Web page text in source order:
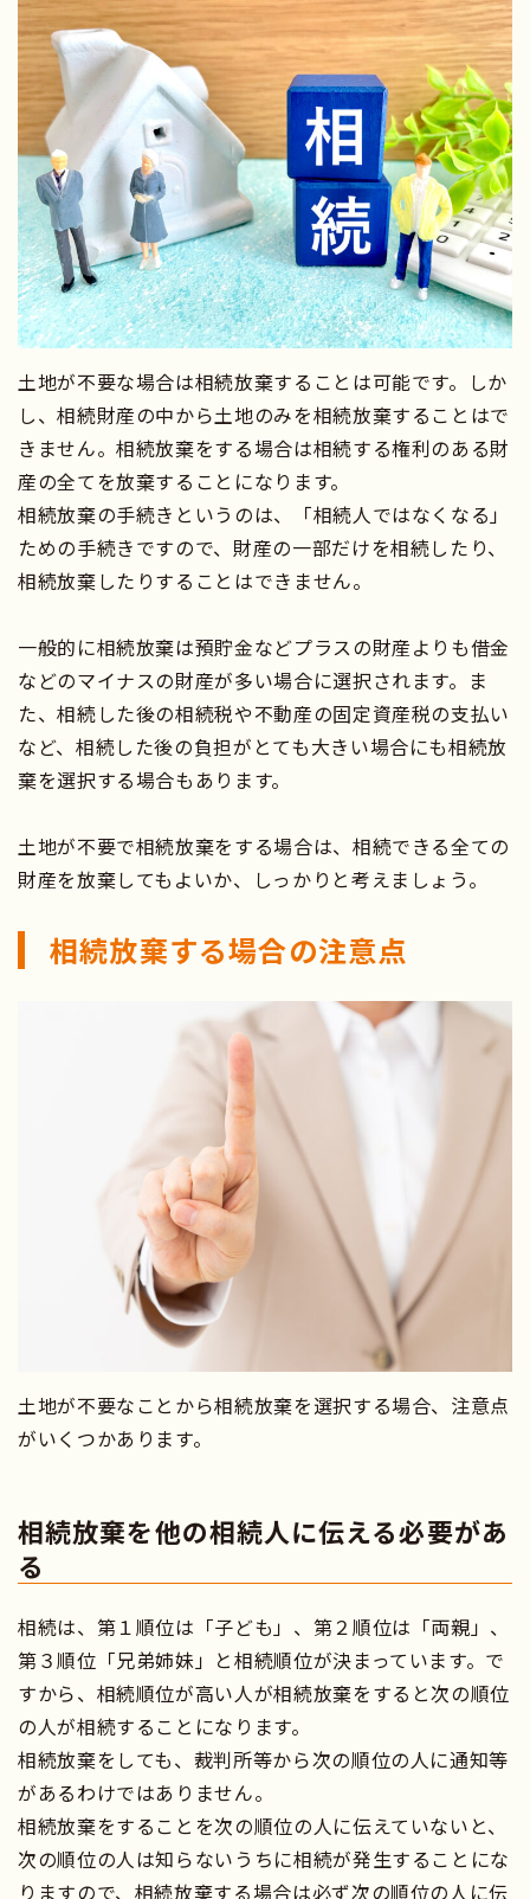
土地が不要な場合は相続放棄することは可能です。しか
し、相続財産の中から土地のみを相続放棄することはで
きません。相続放棄をする場合は相続する権利のある財
産の全てを放棄することになります。
相続放棄の手続きというのは、「相続人ではなくなる」
ための手続きですので、財産の一部だけを相続したり、
相続放棄したりすることはできません。
一般的に相続放棄は預貯金などプラスの財産よりも借金
などのマイナスの財産が多い場合に選択されます。ま
た、相続した後の相続税や不動産の固定資産税の支払い
など、相続した後の負担がとても大きい場合にも相続放
棄を選択する場合もあります。
土地が不要で相続放棄をする場合は、相続できる全ての
財産を放棄してもよいか、しっかりと考えましょう。
相続放棄する場合の注意点
土地が不要なことから相続放棄を選択する場合、注意点
がいくつかあります。
相続放棄を他の相続人に伝える必要があ
る
相続は、第１順位は「子ども」、第２順位は「両親」、
第３順位「兄弟姉妹」と相続順位が決まっています。で
すから、相続順位が高い人が相続放棄をすると次の順位
の人が相続することになります。
相続放棄をしても、裁判所等から次の順位の人に通知等
があるわけではありません。
相続放棄をすることを次の順位の人に伝えていないと、
次の順位の人は知らないうちに相続が発生することにな
りますので、相続放棄する場合は必ず次の順位の人に伝